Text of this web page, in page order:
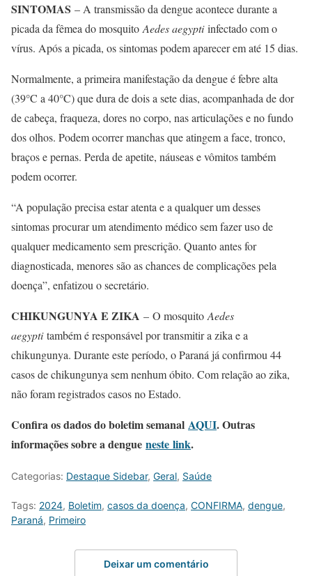
SINTOMAS – A transmissão da dengue acontece durante a
picada da fêmea do mosquito Aedes aegyptiinfectado com o
vírus. Após a picada, os sintomas podem aparecer em até 15 dias.
Normalmente, a primeira manifestação da dengue é febre alta
(39°C a 40°C) que dura de dois a sete dias, acompanhada de dor
de cabeça, fraqueza, dores no corpo, nas articulações e no fundo
dos olhos. Podem ocorrer manchas que atingem a face, tronco,
braços e pernas. Perda de apetite, náuseas e vômitos também
podem ocorrer.
“A população precisa estar atenta e a qualquer um desses
sintomas procurar um atendimento médico sem fazer uso de
qualquer medicamento sem prescrição. Quanto antes for
diagnosticada, menores são as chances de complicações pela
doença”, enfatizou o secretário.
CHIKUNGUNYA E ZIKA – O mosquito Aedes
aegyptitambém é responsável por transmitir a zika e a
chikungunya. Durante este período, o Paraná já confirmou 44
casos de chikungunya sem nenhum óbito. Com relação ao zika,
não foram registrados casos no Estado.
Confira os dados do boletim semanal AQUI. Outras
informações sobre a dengue neste link.
Categorias: Destaque Sidebar, Geral, Saúde
Tags: 2024, Boletim, casos da doença, CONFIRMA, dengue,
Paraná, Primeiro
Deixar um comentário